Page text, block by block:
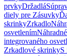
prvkyDržadlá
diely pre Zásuvky
skrinkyZrkadlo
osvetlením
integrovaného
Zrkadlové skrinkyS